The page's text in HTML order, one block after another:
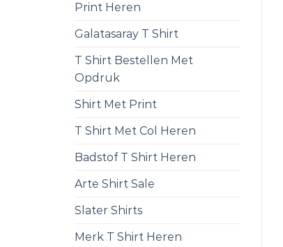
Print Heren
Galatasaray T Shirt
T Shirt Bestellen Met
Opdruk
Shirt Met Print
T Shirt Met Col Heren
Badstof T Shirt Heren
Arte Shirt Sale
Slater Shirts
Merk T Shirt Heren